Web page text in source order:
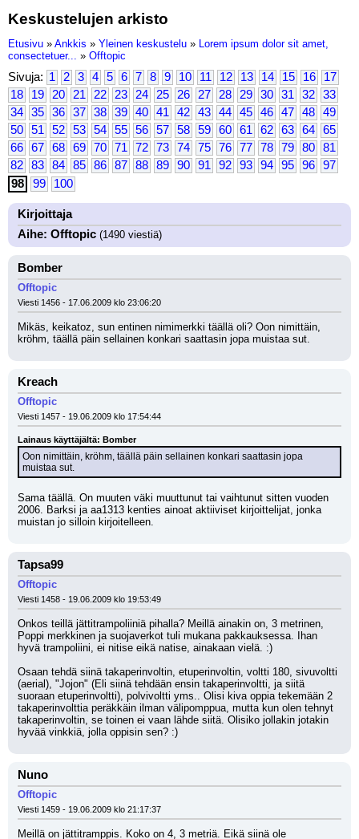
Keskustelujen arkisto
Etusivu » Ankkis » Yleinen keskustelu » Lorem ipsum dolor sit amet,
consectetuer... » Offtopic
Sivuja: 1 2 3 4 5 6 7 8 9 10 11 12 13 14 15 16
17
18
19 20 21 22 23 24 25 26 27 28 29 30 31 32
33
34
35 36 37 38 39 40 41 42 43 44 45 46 47 48
49
50
51 52 53 54 55 56 57 58 59 60 61 62 63 64
65
66
67 68 69 70 71 72 73 74 75 76 77 78 79 80
81
82
83 84 85 86 87 88 89 90 91 92 93 94 95 96
97
98
99 100
Kirjoittaja
Aihe: Offtopic (1490 viestiä)
Bomber
Offtopic
Viesti 1456 - 17.06.2009 klo 23:06:20
Mikäs, keikatoz, sun entinen nimimerkki täällä oli? Oon nimittäin,
kröhm, täällä päin sellainen konkari saattasin jopa muistaa sut.
Kreach
Offtopic
Viesti 1457 - 19.06.2009 klo 17:54:44
Lainaus käyttäjältä: Bomber
Oon nimittäin, kröhm, täällä päin sellainen konkari saattasin jopa
muistaa sut.
Sama täällä. On muuten väki muuttunut tai vaihtunut sitten vuoden
2006. Barksi ja aa1313 kenties ainoat aktiiviset kirjoittelijat, jonka
muistan jo silloin kirjoitelleen.
Tapsa99
Offtopic
Viesti 1458 - 19.06.2009 klo 19:53:49
Onkos teillä jättitrampoliiniä pihalla? Meillä ainakin on, 3 metrinen,
Poppi merkkinen ja suojaverkot tuli mukana pakkauksessa. Ihan
hyvä trampoliini, ei nitise eikä natise, ainakaan vielä. :)
Osaan tehdä siinä takaperinvoltin, etuperinvoltin, voltti 180, sivuvoltti
(aerial), "Jojon" (Eli siinä tehdään ensin takaperinvoltti, ja siitä
suoraan etuperinvoltti), polvivoltti yms.. Olisi kiva oppia tekemään 2
takaperinvolttia peräkkäin ilman välipomppua, mutta kun olen tehnyt
takaperinvoltin, se toinen ei vaan lähde siitä. Olisiko jollakin jotakin
hyvää vinkkiä, jolla oppisin sen? :)
Nuno
Offtopic
Viesti 1459 - 19.06.2009 klo 21:17:37
Meillä on jättitramppis. Koko on 4, 3 metriä. Eikä siinä ole